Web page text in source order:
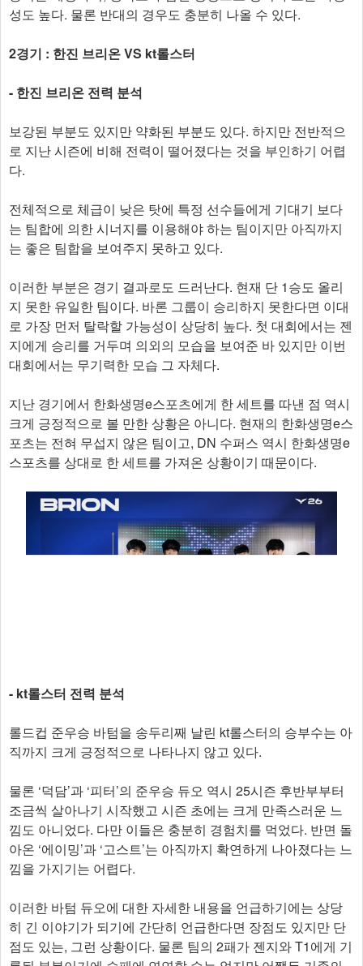
성도 높다. 물론 반대의 경우도 충분히 나올 수 있다.
2경기 : 한진 브리온 VS kt롤스터
- 한진 브리온 전력 분석
보강된 부분도 있지만 약화된 부분도 있다. 하지만 전반적으
로 지난 시즌에 비해 전력이 떨어졌다는 것을 부인하기 어렵
다.
전체적으로 체급이 낮은 탓에 특정 선수들에게 기대기 보다
는 팀합에 의한 시너지를 이용해야 하는 팀이지만 아직까지
는 좋은 팀합을 보여주지 못하고 있다.
이러한 부분은 경기 결과로도 드러난다. 현재 단 1승도 올리
지 못한 유일한 팀이다. 바론 그룹이 승리하지 못한다면 이대
로 가장 먼저 탈락할 가능성이 상당히 높다. 첫 대회에서는 젠
지에게 승리를 거두며 의외의 모습을 보여준 바 있지만 이번
대회에서는 무기력한 모습 그 자체다.
지난 경기에서 한화생명e스포츠에게 한 세트를 따낸 점 역시
크게 긍정적으로 볼 만한 상황은 아니다. 현재의 한화생명e스
포츠는 전혀 무섭지 않은 팀이고, DN 수퍼스 역시 한화생명e
스포츠를 상대로 한 세트를 가져온 상황이기 때문이다.
- kt롤스터 전력 분석
롤드컵 준우승 바텀을 송두리째 날린 kt롤스터의 승부수는 아
직까지 크게 긍정적으로 나타나지 않고 있다.
물론 ‘덕담’과 ‘피터’의 준우승 듀오 역시 25시즌 후반부부터
조금씩 살아나기 시작했고 시즌 초에는 크게 만족스러운 느
낌도 아니었다. 다만 이들은 충분히 경험치를 먹었다. 반면 돌
아온 ‘에이밍’과 ‘고스트’는 아직까지 확연하게 나아졌다는 느
낌을 가지기는 어렵다.
이러한 바텀 듀오에 대한 자세한 내용을 언급하기에는 상당
히 긴 이야기가 되기에 간단히 언급한다면 장점도 있지만 단
점도 있는, 그런 상황이다. 물론 팀의 2패가 젠지와 T1에게 기